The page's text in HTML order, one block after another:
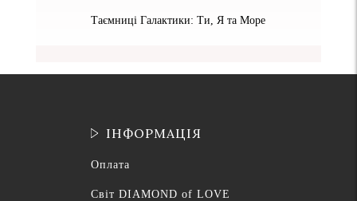
Таємниці Галактики: Ти, Я та Море
ІНФОРМАЦІЯ
Оплата
Світ DIAMOND of LOVE